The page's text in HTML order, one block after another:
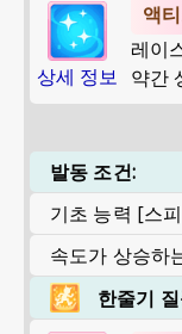
상세 정보
액
레이
약간
발동 조건:
기초 능력 [스
속도가 상승하
한줄기